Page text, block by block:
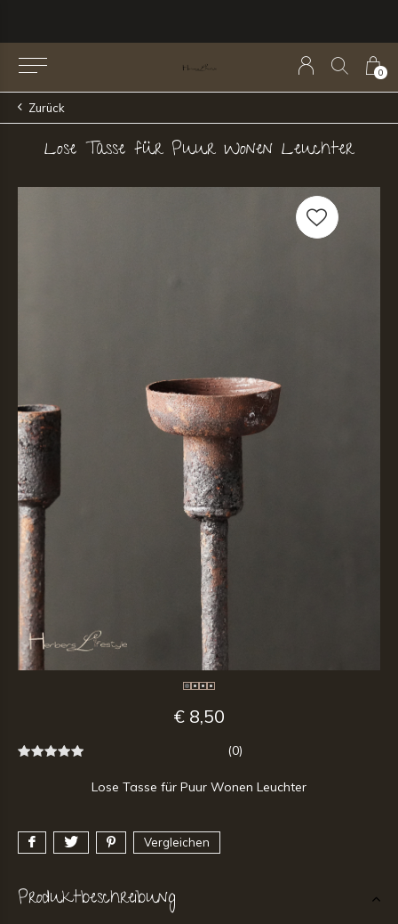
0
Zurück
Lose Tasse für Puur Wonen Leuchter
€ 8,50
(0)
Lose Tasse für Puur Wonen Leuchter
Vergleichen
Produktbeschreibung